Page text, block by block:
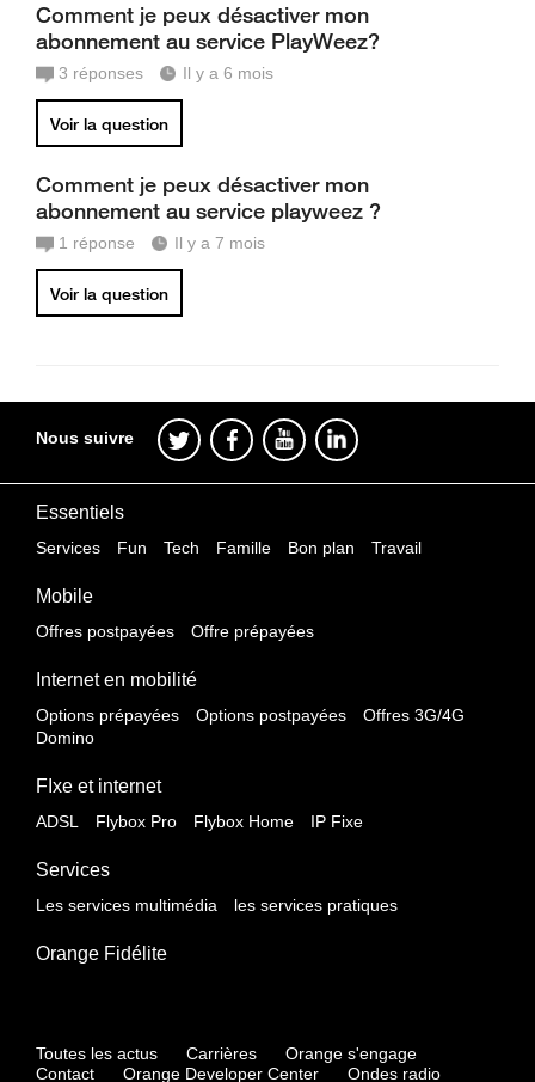
Comment je peux désactiver mon
abonnement au service PlayWeez?
3 réponses Il y a 6 mois
Voir la question
Comment je peux désactiver mon
abonnement au service playweez ?
1 réponse Il y a 7 mois
Voir la question
Nous suivre
Essentiels
Services Fun Tech Famille Bon plan Travail
Mobile
Offres postpayées Offre prépayées
Internet en mobilité
Options prépayées Options postpayées
Offres 3G/4G
Domino
FIxe et internet
ADSL Flybox Pro Flybox Home IP Fixe
Services
Les services multimédia les services pratiques
Orange Fidélite
Toutes les actus Carrières
Orange s'engage
Contact
Orange Developer Center Ondes radio